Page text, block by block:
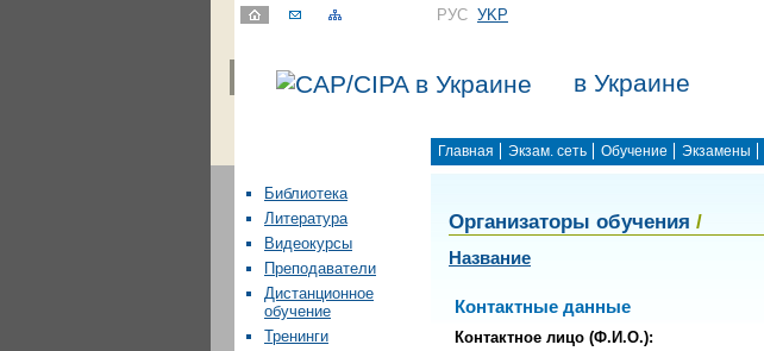
РУС УKР
в Украине
Главная Экзам. сеть Обучение Экзамены
Библиотека
Литература
Видеокурсы
Преподаватели
Дистанционное
обучение
Тренинги
Организаторы обучения /
Название
Контактные данные
Контактное лицо (Ф.И.О.):